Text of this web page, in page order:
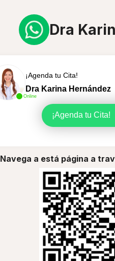
Dra
Online
¡Agenda tu Cita!
Dra Karina Hernández
¡Agenda tu Cita!
Navega a está página a